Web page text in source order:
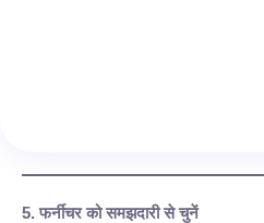
5. फर्नीचर को समझदारी से चुनें